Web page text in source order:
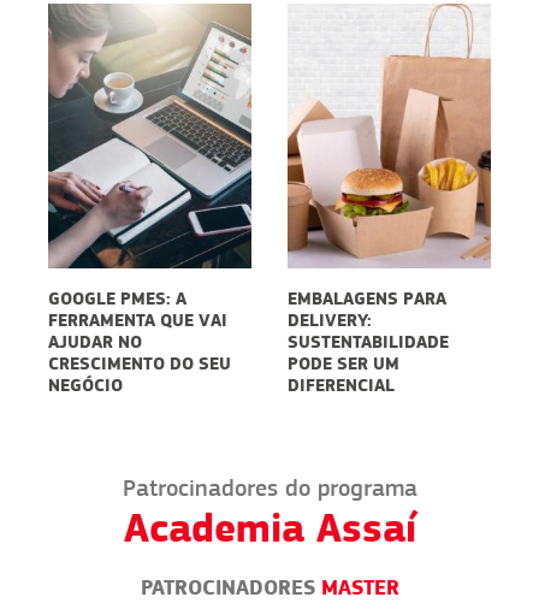
GOOGLE PMES: A
FERRAMENTA QUE VAI
AJUDAR NO
CRESCIMENTO DO SEU
NEGÓCIO
EMBALAGENS PARA
DELIVERY:
SUSTENTABILIDADE
PODE SER UM
DIFERENCIAL
Patrocinadores do programa
Academia Assaí
PATROCINADORES MASTER